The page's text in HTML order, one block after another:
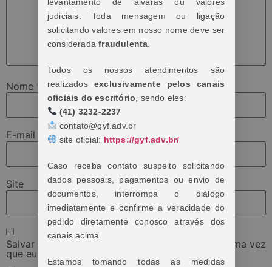
Nome *
E-mail
Site
Salvar meus dados neste navegador para a próxima vez
que eu comentar.
judiciais. Toda mensagem ou ligação
solicitando valores em nosso nome deve ser
consideradafraudulenta
Todos os nossos atendimentos são
realizados exclusivamente pelos canais
oficiais do escritório , sendo eles:
(41) 3232-2237
contato@gyf.adv.br
site oficial: https://gyf.adv.br/
Caso receba contato suspeito solicitando
dados pessoais, pagamentos ou envio de
documentos, interrompa o diálogo
imediatamente e confirme a veracidade do
pedido diretamente conosco através dos
canais acima.
Estamos tomando todas as medidas